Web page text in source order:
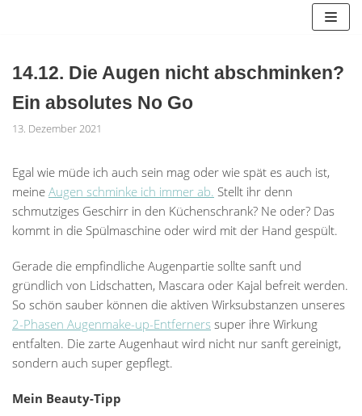
14.12. Die Augen nicht abschminken?
Ein absolutes No Go
13. Dezember 2021
Egal wie müde ich auch sein mag oder wie spät es auch ist,
meine Augen schminke ich immer ab. Stellt ihr denn
schmutziges Geschirr in den Küchenschrank? Ne oder? Das
kommt in die Spülmaschine oder wird mit der Hand gespült.
Gerade die empfindliche Augenpartie sollte sanft und
gründlich von Lidschatten, Mascara oder Kajal befreit werden.
So schön sauber können die aktiven Wirksubstanzen unseres
2-Phasen Augenmake-up-Entferners super ihre Wirkung
entfalten. Die zarte Augenhaut wird nicht nur sanft gereinigt,
sondern auch super gepflegt.
Mein Beauty-Tipp